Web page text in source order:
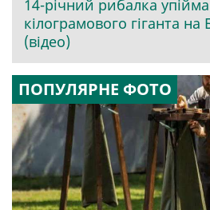
14-річний рибалка
кілограмового гіганта
(відео)
ПОПУЛЯРНЕ ФОТО